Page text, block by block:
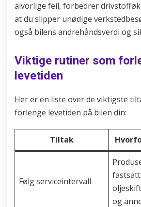
alvorlige feil, forbedrer
at du slipper unødige
også bilens andrehåndsverdi og
Viktige rutiner som
levetiden
Her er en liste over de viktigste
forlenge levetiden på bilen din:
Tiltak
Følg serviceintervall
og